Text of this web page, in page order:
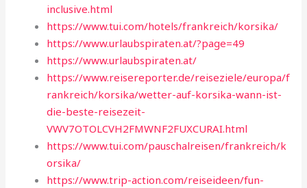
inclusive.html
https://www.tui.com/hotels/frankreich/korsika/
https://www.urlaubspiraten.at/?page=49
https://www.urlaubspiraten.at/
https://www.reisereporter.de/reiseziele/europa/f
rankreich/korsika/wetter-auf-korsika-wann-ist-
die-beste-reisezeit-
VWV7OTOLCVH2FMWNF2FUXCURAI.html
https://www.tui.com/pauschalreisen/frankreich/k
orsika/
https://www.trip-action.com/reiseideen/fun-